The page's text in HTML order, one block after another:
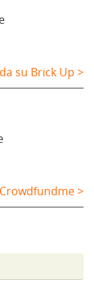
su Brick Up >
>